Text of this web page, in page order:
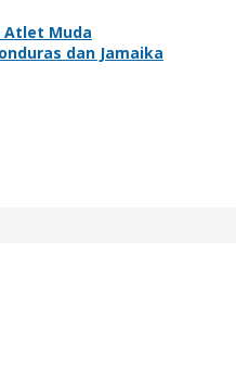
Atlet Muda
dan Jamaika